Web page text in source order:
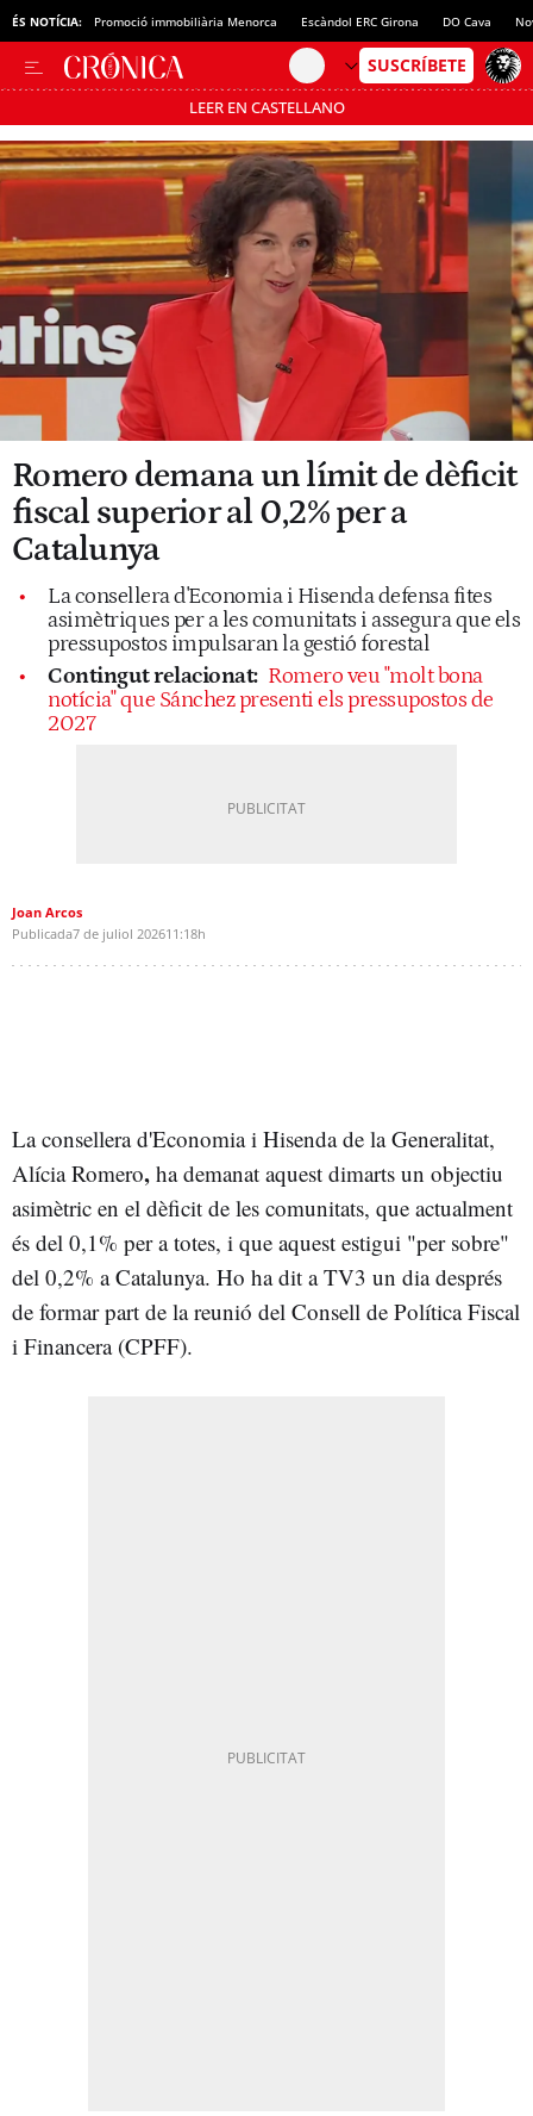
ÉS NOTÍCIA: Promoció immobiliària Menorca Escàndol ERC Girona DO Cava
LEER EN CASTELLANO
Passa’t al mode estalvi
Romero demana un límit de dèficit
fiscal superior al 0,2% per a
Catalunya
La consellera d'Economia i Hisenda defensa fites
asimètriques per a les comunitats i assegura que els
pressupostos impulsaran la gestió forestal
Contingut relacionat: Romero veu "molt bona
notícia" que Sánchez presenti els pressupostos de
2027
Joan Arcos
Publicada7 de juliol 202611:18h
La consellera d'Economia i Hisenda de la Generalitat,
Alícia Romero, ha demanat aquest dimarts un objectiu
asimètric en el dèficit de les comunitats, que actualment
és del 0,1% per a totes, i que aquest estigui "per sobre"
del 0,2% a Catalunya. Ho ha dit a TV3 un dia després
de formar part de la reunió del Consell de Política Fiscal
i Financera (CPFF).